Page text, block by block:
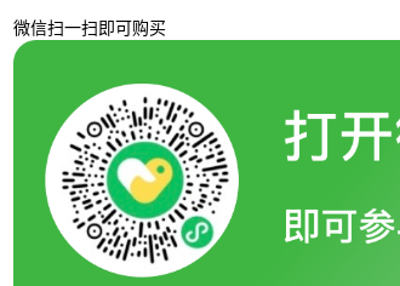
微信扫一扫即可购买